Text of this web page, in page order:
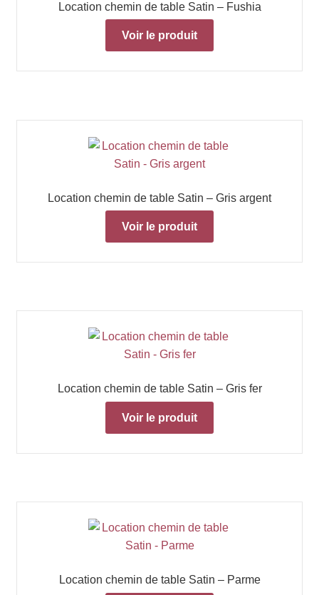
Location chemin de table Satin – Fushia
Voir le produit
Location chemin de table Satin – Gris argent
Voir le produit
Location chemin de table Satin – Gris fer
Voir le produit
Location chemin de table Satin – Parme